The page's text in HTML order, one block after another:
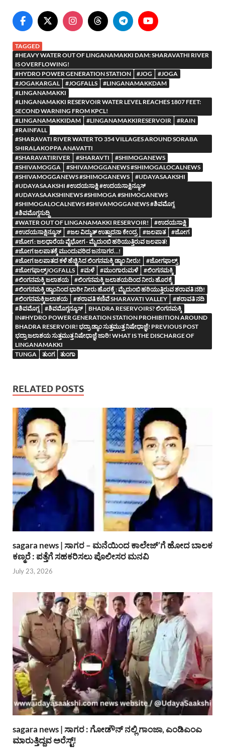
TAGGED
#HEAVY WATER OUT OF LINGANAMAKKI DAM: SHARAVATHI RIVER
IS OVERFLOWING!
#HYDRO POWER GENERATION STATION
#JOG
#JOGA
#JOGAKARGAL
#JOGFALLS
#LINGANAMAKKDAM
#LINGANAMAKKI
#LINGANAMAKKI RESERVOIR WATER LEVEL REACHES 1807 FEET:
SECOND WARNING FROM KPCL!
#LINGANAMAKKIDAM
#LINGANAMAKKIRESERVOIR
#RAIN
#RAINFALL
#SHARAVATI RIVER WATER TO 354 VILLAGES AROUND SORABA
SHIRALAKOPPA ANAVATTI
#SHARAVATIRIVER
#SHARAVTI
#SHIMOGANEWS
#SHIVAMOGGA
#SHIVAMOGGANEWS #SHIMOGALOCALNEWS
#SHIVAMOGGANEWS #SHIMOGANEWS
#UDAYASAAKSHI
#UDAYASAAKSHI #ಉದಯಸಾಕ್ಷಿ #ಉದಯಸಾಕ್ಷಿನ್ಯೂಸ್
#UDAYASAAKSHINEWS #SHIMOGA #SHIMOGANEWS
#SHIMOGALOCALNEWS #SHIVAMOGGANEWS #ಶಿವಮೊಗ್ಗ
#ಶಿವಮೊಗ್ಗಸುದ್ದಿ
#WATER OUT OF LINGANAMAKKI RESERVOIR!
#ಉದಯಸಾಕ್ಷಿ
#ಉದಯಸಾಕ್ಷಿನ್ಯೂಸ್
#ಜಲ ವಿದ್ಯುತ್ ಉತ್ಪಾದನಾ ಕೇಂದ್ರ #ಜಲಪಾತ
#ಜೋಗ
#ಜೋಗ : ಜಲಧಾರೆಯ ವೈಭೋಗ - ಮೈದುಂಬಿ ಹರಿಯುತ್ತಿರುವ ಜಲಪಾತ!
#ಜೋಗ ಜಲಪಾತಕ್ಕೆ ಮುಂದುವರಿದ ಜನಸಾಗರ…!
#ಜೋಗ ಜಲಪಾತದ ಕಳೆ ಹೆಚ್ಚಿಸಿದ ಲಿಂಗನಮಕ್ಕಿ ಡ್ಯಾಂ ನೀರು!
#ಜೋಗಫಾಲ್ಸ್
#ಜೋಗಫಾಲ್ಸ್JOGFALLS
#ಮಳೆ #ಮುಂಗಾರುಮಳೆ
#ಲಿಂಗನಮಕ್ಕಿ
#ಲಿಂಗನಮಕ್ಕಿ ಜಲಾಶಯ
#ಲಿಂಗನಮಕ್ಕಿ ಜಲಾಶಯದಿಂದ ನೀರು ಹೊರಕ್ಕೆ
#ಲಿಂಗನಮಕ್ಕಿ ಡ್ಯಾಂನಿಂದ ಭಾರೀ ನೀರು ಹೊರಕ್ಕೆ : ಮೈದುಂಬಿ ಹರಿಯುತ್ತಿರುವ ಶರಾವತಿ ನದಿ!
#ಲಿಂಗನಮಕ್ಕಿಜಲಾಶಯ
#ಶರಾವತಿ ಕಣಿವೆ SHARAVATI VALLEY
#ಶರಾವತಿ ನದಿ
#ಶಿವಮೊಗ್ಗ
#ಶಿವಮೊಗ್ಗನ್ಯೂಸ್
BHADRA RESERVOIRS? ಲಿಂಗನಮಕ್ಕಿ
IN#HYDRO POWER GENERATION STATION PROHIBITION AROUND
BHADRA RESERVOIR! ಭದ್ರಾ ಡ್ಯಾಂ ಸುತ್ತಮುತ್ತ ನಿಷೇಧಾಜ್ಞೆ! PREVIOUS POST
ಭದ್ರಾ ಜಲಾಶಯ ಸುತ್ತಮುತ್ತ ನಿಷೇಧಾಜ್ಞೆ ಜಾರಿ! WHAT IS THE DISCHARGE OF
LINGANAMAKKI
TUNGA
ತುಂಗ ತುಂಗಾ
RELATED POSTS
sagara news | ಸಾಗರ – ಮನೆಯಿಂದ ಕಾಲೇಜ್’ಗೆ ಹೋದ ಬಾಲಕ
ಕಣ್ಮರೆ : ಪತ್ತೆಗೆ ಸಹಕರಿಸಲು ಪೊಲೀಸರ ಮನವಿ
July 23, 2026
sagara news | ಸಾಗರ : ಗೋಡೌನ್ ನಲ್ಲಿ ಗಾಂಜಾ, ಎಂಡಿಎಂಎ
ಮಾರುತ್ತಿದ್ದವ ಅರೆಸ್ಟ್!